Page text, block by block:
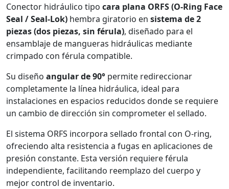
Conector hidráulico tipo cara plana ORFS (O-Ring Face
Seal / Seal-Lok) hembra giratorio en sistema de 2
piezas (dos piezas, sin férula), diseñado para el
ensamblaje de mangueras hidráulicas mediante
crimpado con férula compatible.
Su diseño angular de 90° permite redireccionar
completamente la línea hidráulica, ideal para
instalaciones en espacios reducidos donde se requiere
un cambio de dirección sin comprometer el sellado.
El sistema ORFS incorpora sellado frontal con O-ring,
ofreciendo alta resistencia a fugas en aplicaciones de
presión constante. Esta versión requiere férula
independiente, facilitando reemplazo del cuerpo y
mejor control de inventario.